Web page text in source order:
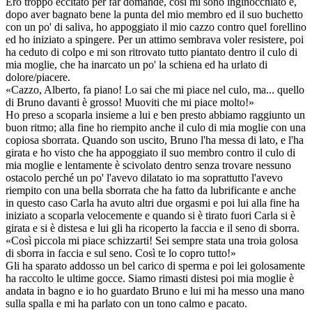
dopo aver bagnato bene la punta del mio membro ed il suo buchetto
con un po' di saliva, ho appoggiato il mio cazzo contro quel forellino
ed ho iniziato a spingere. Per un attimo sembrava voler resistere, poi
ha ceduto di colpo e mi son ritrovato tutto piantato dentro il culo di
mia moglie, che ha inarcato un po' la schiena ed ha urlato di
dolore/piacere.
«Cazzo, Alberto, fa piano! Lo sai che mi piace nel culo, ma... quello
di Bruno davanti è grosso! Muoviti che mi piace molto!»
Ho preso a scoparla insieme a lui e ben presto abbiamo raggiunto un
buon ritmo; alla fine ho riempito anche il culo di mia moglie con una
copiosa sborrata. Quando son uscito, Bruno l'ha messa di lato, e l'ha
girata e ho visto che ha appoggiato il suo membro contro il culo di
mia moglie e lentamente è scivolato dentro senza trovare nessuno
ostacolo perché un po' l'avevo dilatato io ma soprattutto l'avevo
riempito con una bella sborrata che ha fatto da lubrificante e anche
in questo caso Carla ha avuto altri due orgasmi e poi lui alla fine ha
iniziato a scoparla velocemente e quando si è tirato fuori Carla si è
girata e si è distesa e lui gli ha ricoperto la faccia e il seno di sborra.
«Così piccola mi piace schizzarti! Sei sempre stata una troia golosa
di sborra in faccia e sul seno. Così te lo copro tutto!»
Gli ha sparato addosso un bel carico di sperma e poi lei golosamente
ha raccolto le ultime gocce. Siamo rimasti distesi poi mia moglie è
andata in bagno e io ho guardato Bruno e lui mi ha messo una mano
sulla spalla e mi ha parlato con un tono calmo e pacato.